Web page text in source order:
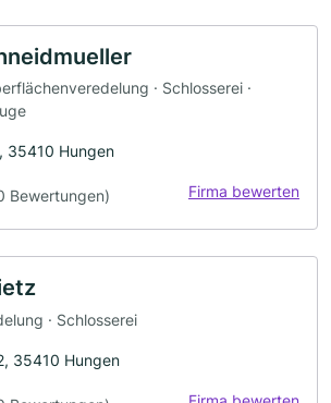
· Schlosserei ·
35410 Hungen
Bewertungen) Firma bewerten
· Schlosserei
35410 Hungen